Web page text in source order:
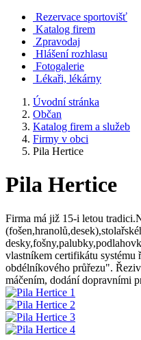
Rezervace sportovišť
Katalog firem
Zpravodaj
Hlášení rozhlasu
Fotogalerie
Lékaři, lékárny
Úvodní stránka
Občan
Katalog firem a služeb
Firmy v obci
Pila Hertice
Pila Hertice
Firma má již 15-i letou
vlastníkem certifikátu
obdélníkového průřezu".
máčením, dodání dopravními